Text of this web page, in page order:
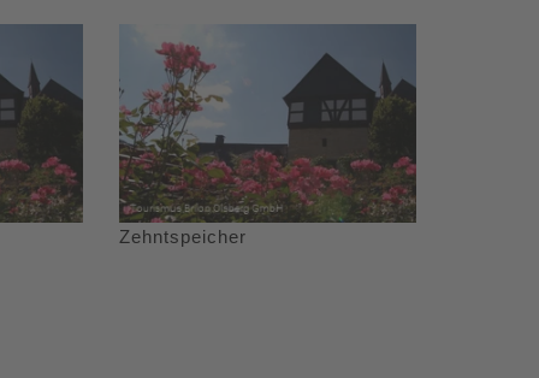
Zehntspeicher